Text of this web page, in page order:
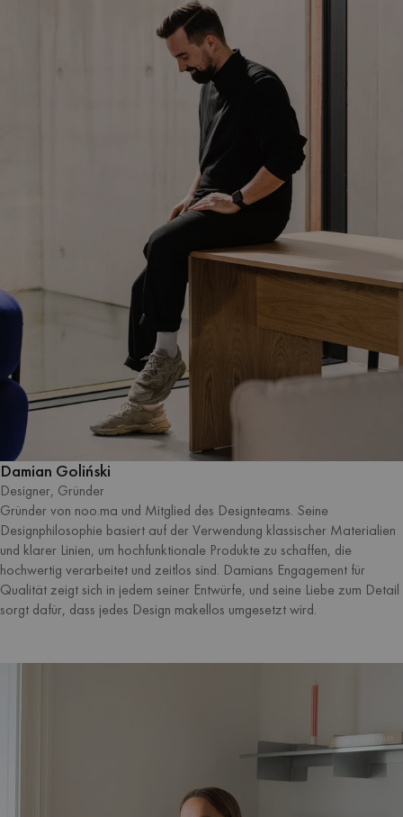
Damian Goliński
Designer, Gründer
Gründer von noo.ma und Mitglied des Designteams. Seine
Designphilosophie basiert auf der Verwendung klassischer Materialien
und klarer Linien, um hochfunktionale Produkte zu schaffen, die
hochwertig verarbeitet und zeitlos sind. Damians Engagement für
Qualität zeigt sich in jedem seiner Entwürfe, und seine Liebe zum Detail
sorgt dafür, dass jedes Design makellos umgesetzt wird.